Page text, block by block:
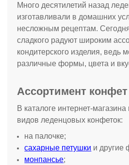
Много десятилетий назад
изготавливали в домашних
несложным рецептам.
сладкого радуют широким
кондитерского изделия, ведь
различные формы, цвета и
Ассортимент
В каталоге интернет-
видов леденцовых конфеток:
на палочке;
сахарные петушки и другие
монпансье;